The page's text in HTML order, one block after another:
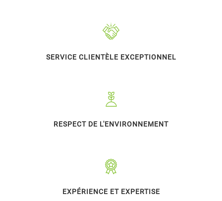
SERVICE CLIENTÈLE EXCEPTIONNEL
RESPECT DE L'ENVIRONNEMENT
EXPÉRIENCE ET EXPERTISE